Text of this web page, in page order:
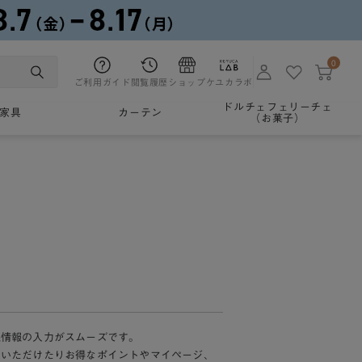
ご利用ガイド 閲覧履歴 ショップケユカラボ
0
家具 カーテン
ドルチェフェリーチェ
（お菓子）
報の入力がスムーズです。
ただけたりお得なポイントやマイページ、